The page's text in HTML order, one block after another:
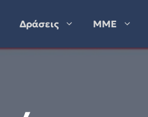
Δράσεις ΜΜΕ